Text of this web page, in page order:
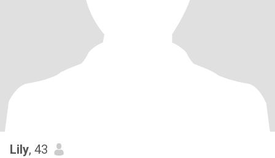
Lily, 43